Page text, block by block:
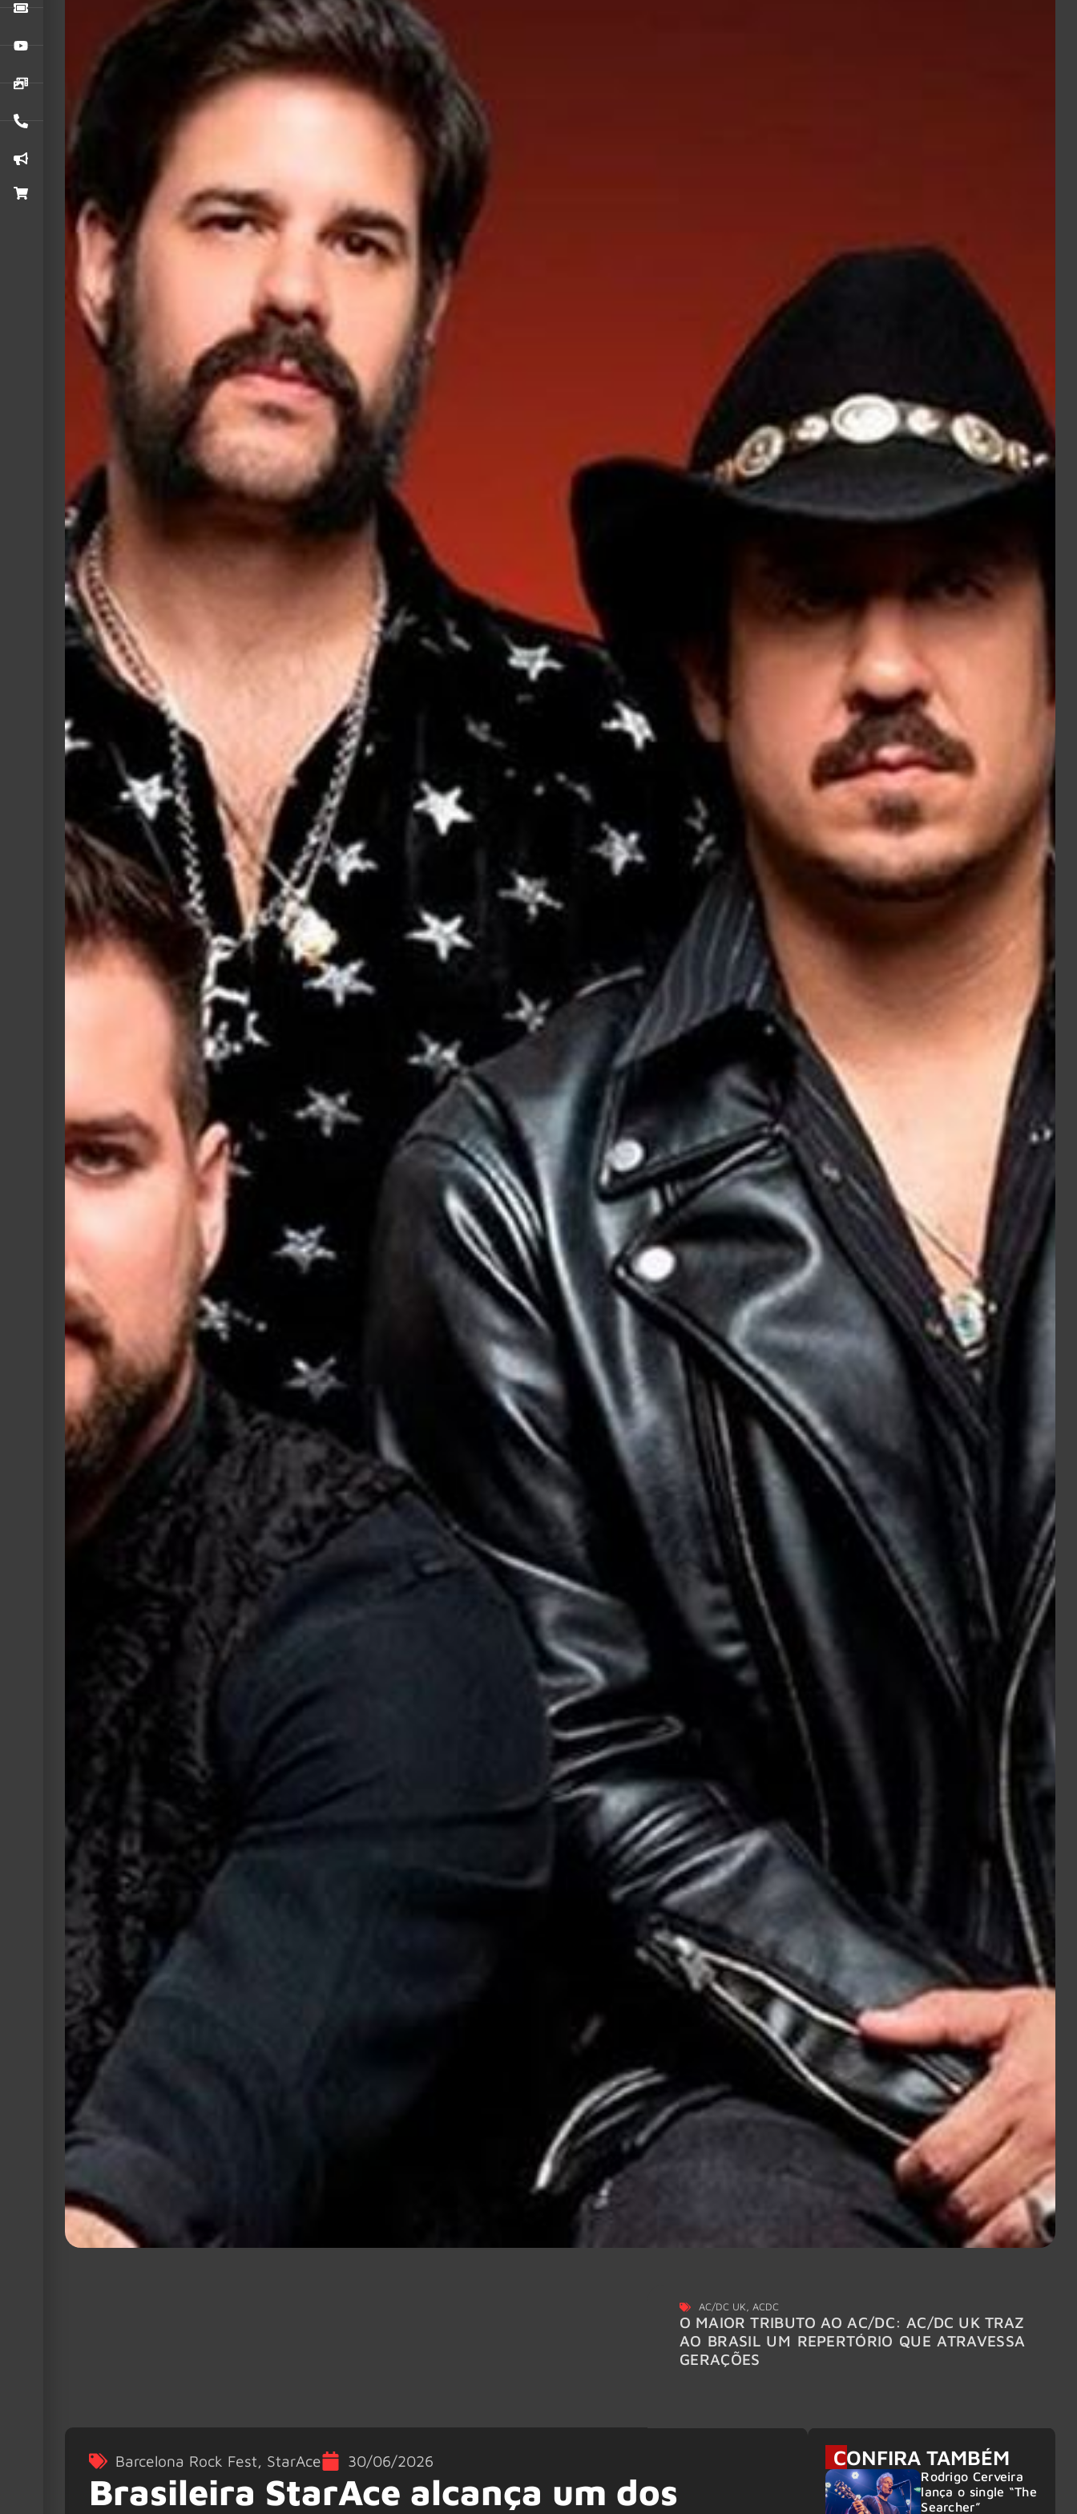
AC/DC UK,ACDC
O MAIOR TRIBUTO AO AC/DC: AC/DC UK TRAZ
AO BRASIL UM REPERTÓRIO QUE ATRAVESSA
GERAÇÕES
Barcelona Rock Fest, StarAce 30/06/2026
Brasileira StarAce alcança um dos
CONFIRA TAMBÉM
Rodrigo Cerveira
lança o single “The
Searcher”